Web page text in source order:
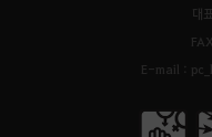
대
E-mail :